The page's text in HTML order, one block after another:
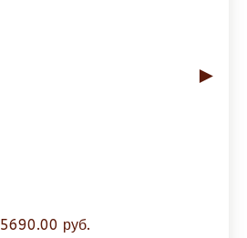
►
5690.00 руб.